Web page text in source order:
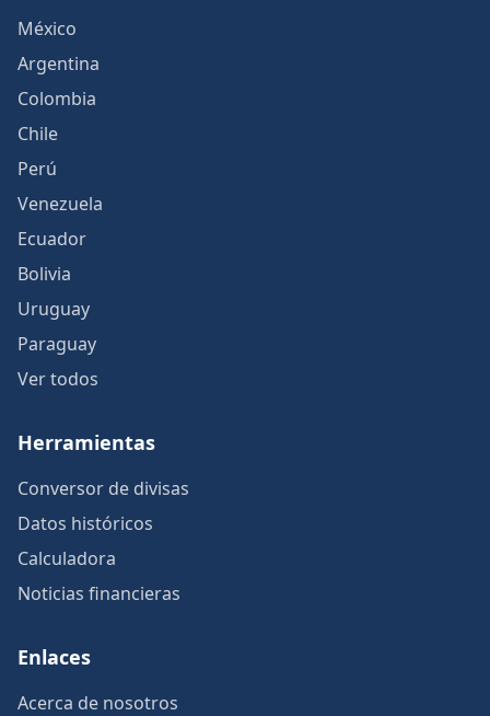
México
Argentina
Colombia
Chile
Perú
Venezuela
Ecuador
Bolivia
Uruguay
Paraguay
Ver todos
Herramientas
Conversor de divisas
Datos históricos
Calculadora
Noticias financieras
Enlaces
Acerca de nosotros